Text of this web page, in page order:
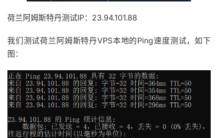
荷兰阿姆斯特丹测试IP：23.94.101.88
我们测试荷兰阿姆斯特丹VPS本地的Ping速度测试，如下
图：